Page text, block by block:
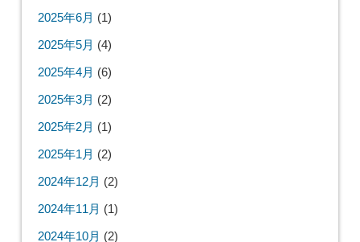
2025年6月 (1)
2025年5月 (4)
2025年4月 (6)
2025年3月 (2)
2025年2月 (1)
2025年1月 (2)
2024年12月 (2)
2024年11月 (1)
2024年10月 (2)